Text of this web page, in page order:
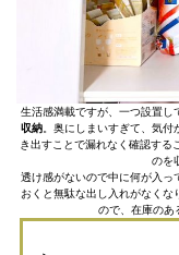
生活感満載ですが、一つ設置し
収納 。奥にしまいすぎて、気
き出すことで漏れなく確認する
のを
透け感がないので中に何が入っ
おくと無駄な出し入れがなくな
ので、在庫のあ